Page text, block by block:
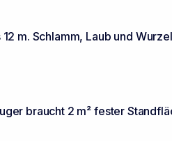
m. Schlamm, Laub und
braucht 2 m² fester